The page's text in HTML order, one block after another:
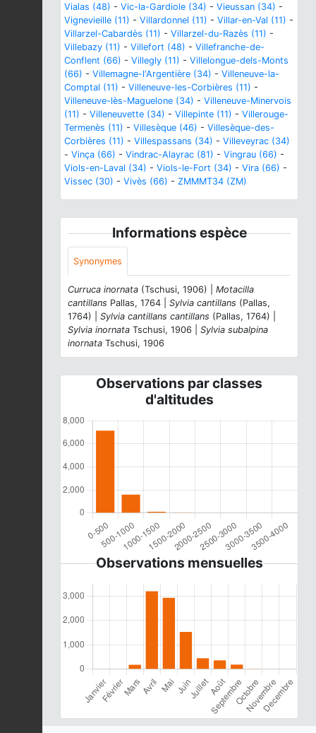
Vialas (48) - Vic-la-Gardiole (34) - Vieussan (34) -
Vignevieille (11) - Villardonnel (11) - Villar-en-Val (11) -
Villarzel-Cabardès (11) - Villarzel-du-Razès (11) -
Villebazy (11) - Villefort (48) - Villefranche-de-
Conflent (66) - Villegly (11) - Villelongue-dels-Monts
(66) - Villemagne-l'Argentière (34) - Villeneuve-la-
Comptal (11) - Villeneuve-les-Corbières (11) -
Villeneuve-lès-Maguelone (34) - Villeneuve-Minervois
(11) - Villeneuvette (34) - Villepinte (11) - Villerouge-
Termenès (11) - Villesèque (46) - Villesèque-des-
Corbières (11) - Villespassans (34) - Villeveyrac (34)
- Vinça (66) - Vindrac-Alayrac (81) - Vingrau (66) -
Viols-en-Laval (34) - Viols-le-Fort (34) - Vira (66) -
Vissec (30) - Vivès (66) - ZMMMT34 (ZM)
Informations espèce
Synonymes
Curruca inornata (Tschusi, 1906) | Motacilla
cantillans Pallas, 1764 | Sylvia cantillans (Pallas,
1764) | Sylvia cantillans cantillans (Pallas, 1764) |
Sylvia inornata Tschusi, 1906 | Sylvia subalpina
inornata Tschusi, 1906
Observations par classes
d'altitudes
Observations mensuelles